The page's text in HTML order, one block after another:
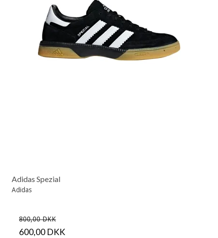
Adidas Spezial
Adidas
800,00 DKK
600,00 DKK